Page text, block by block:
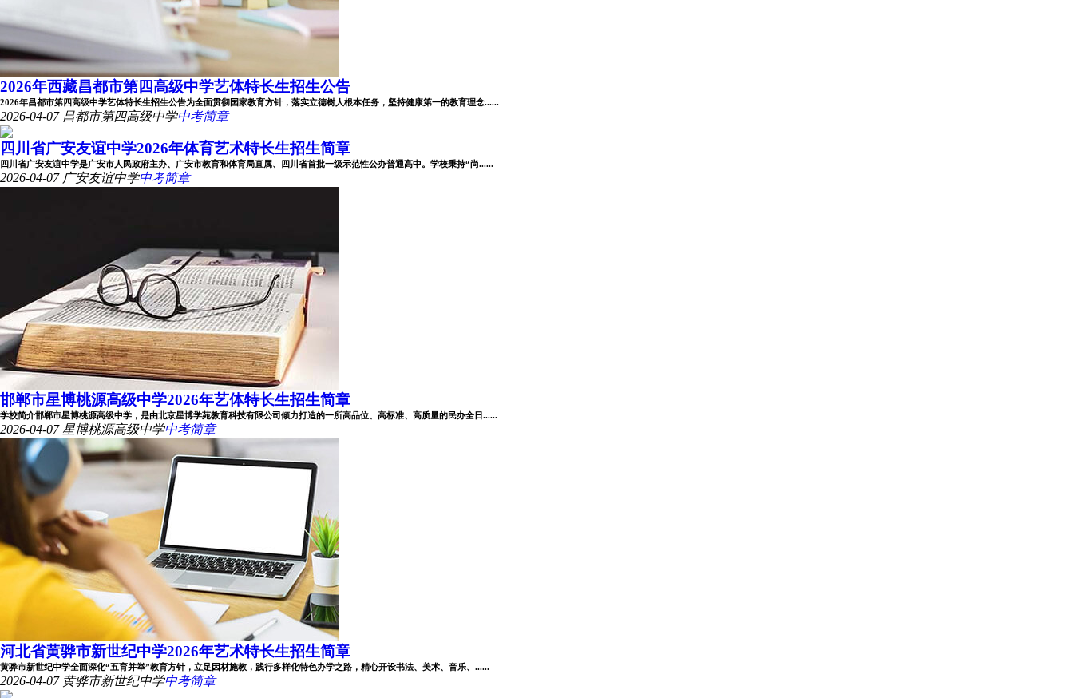
2026年西藏昌都市第四高级中学艺体特长生招生公告
2026年昌都市第四高级中学艺体特长生招生公告为全面贯彻国家教育方针，落实立德树人根本任务，坚持健康第一的教育理念......
2026-04-07 昌都市第四高级中学中考简章
四川省广安友谊中学2026年体育艺术特长生招生简章
四川省广安友谊中学是广安市人民政府主办、广安市教育和体育局直属、四川省首批一级示范性公办普通高中。学校秉持“尚......
2026-04-07 广安友谊中学中考简章
邯郸市星博桃源高级中学2026年艺体特长生招生简章
学校简介邯郸市星博桃源高级中学，是由北京星博学苑教育科技有限公司倾力打造的一所高品位、高标准、高质量的民办全日......
2026-04-07 星博桃源高级中学中考简章
河北省黄骅市新世纪中学2026年艺术特长生招生简章
黄骅市新世纪中学全面深化“五育并举”教育方针，立足因材施教，践行多样化特色办学之路，精心开设书法、美术、音乐、......
2026-04-07 黄骅市新世纪中学中考简章